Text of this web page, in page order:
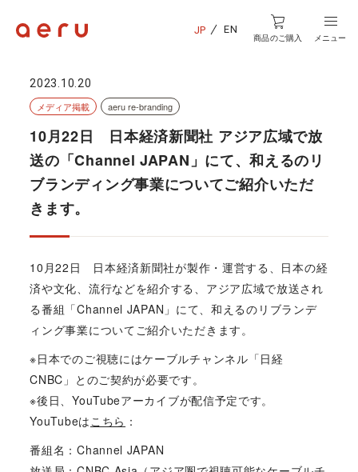
JP EN
商品のご購入 メニュー
2023.10.20
メディア掲載
aeru re-branding
10月22日 日本経済新聞社 アジア広域で放
送の「Channel JAPAN」にて、和えるのリ
ブランディング事業についてご紹介いただ
きます。
10月22日 日本経済新聞社が製作・運営する、日本の経
済や文化、流行などを紹介する、アジア広域で放送され
る番組「Channel JAPAN」にて、和えるのリブランデ
ィング事業についてご紹介いただきます。
※日本でのご視聴にはケーブルチャンネル「日経
CNBC 」とのご契約が必要です。
※後日、YouTubeアーカイブが配信予定です。
YouTubeは こちら ：
番組名：Channel JAPAN